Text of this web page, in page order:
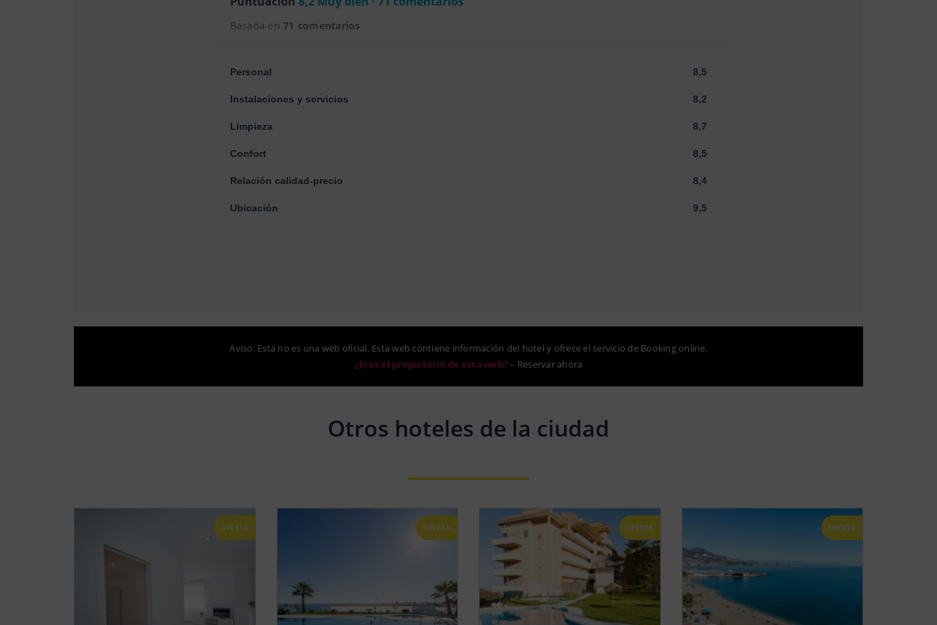
Basada en 71 comentarios
Personal 8,5
Instalaciones y servicios 8,2
Limpieza 8,7
Confort 8,5
Relación calidad-precio 8,4
Ubicación 9,5
Aviso: Esta no es una web oficial. Esta web contiene información del hotel y ofrece el servicio de Booking online.
¿Eres el propietario de esta web?– Reservar ahora
Otros hoteles de la ciudad
OFERTA OFERTA OFERTA OFERTA